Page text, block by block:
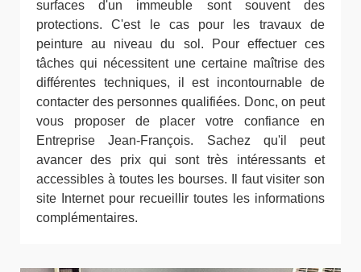
surfaces d'un immeuble sont souvent des
protections. C'est le cas pour les travaux de
peinture au niveau du sol. Pour effectuer ces
tâches qui nécessitent une certaine maîtrise des
différentes techniques, il est incontournable de
contacter des personnes qualifiées. Donc, on peut
vous proposer de placer votre confiance en
Entreprise Jean-François. Sachez qu'il peut
avancer des prix qui sont très intéressants et
accessibles à toutes les bourses. Il faut visiter son
site Internet pour recueillir toutes les informations
complémentaires.